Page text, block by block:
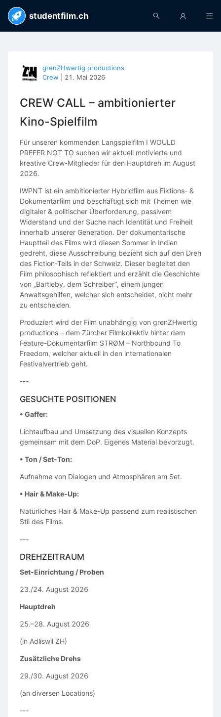
studentfilm.ch
grenZHwertig productions
Crew
21. Mai 2026
CREW CALL – ambitionierter
Kino-Spielfilm
Für unseren kommenden Langspielfilm I WOULD
PREFER NOT TO suchen wir aktuell motivierte und
kreative Crew-Mitglieder für den Hauptdreh im August
2026.
IWPNT ist ein ambitionierter Hybridfilm aus Fiktions- &
Dokumentarfilm und beschäftigt sich mit Themen wie
digitaler & politischer Überforderung, passivem
Widerstand und der Suche nach Identität und Freiheit
innerhalb unserer Generation. Der dokumentarische
Hauptteil des Films wird diesen Sommer in Indien
gedreht, diese Ausschreibung bezieht sich auf den Dreh
des Fiction-Teils in der Schweiz. Dieser begleitet den
Film philosophisch reflektiert und erzählt die Geschichte
von „Bartleby, dem Schreiber“, einem jungen
Anwaltsgehilfen, welcher sich entscheidet, nicht mehr
zu entscheiden.
Produziert wird der Film unabhängig von grenZHwertig
productions – dem Zürcher Filmkollektiv hinter dem
Feature-Dokumentarfilm STRØM – Northbound To
Freedom, welcher aktuell in den internationalen
Festivalvertrieb geht.
---
GESUCHTE POSITIONEN
• Gaffer:
Lichtaufbau und Umsetzung des visuellen Konzepts
gemeinsam mit dem DoP. Eigenes Material bevorzugt.
• Ton / Set-Ton:
Aufnahme von Dialogen und Atmosphären am Set.
• Hair & Make-Up:
Natürliches Hair & Make-Up passend zum realistischen
Stil des Films.
---
DREHZEITRAUM
Set-Einrichtung / Proben
23./24. August 2026
Hauptdreh
25.–28. August 2026
(in Adliswil ZH)
Zusätzliche Drehs
29./30. August 2026
(an diversen Locations)
---